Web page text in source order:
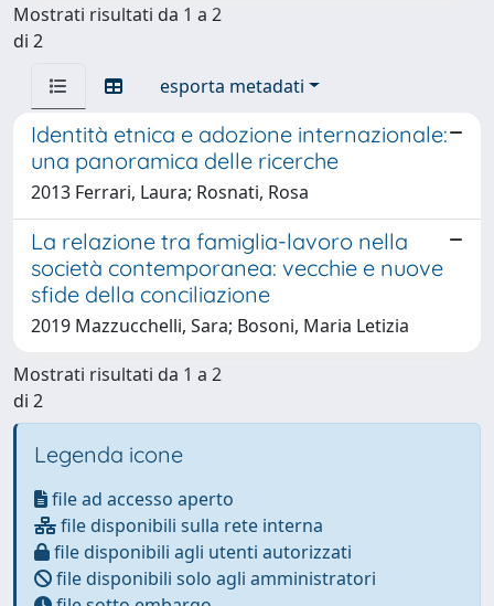
Mostrati risultati da 1 a 2
di 2
esporta metadati
Identità etnica e adozione internazionale:
una panoramica delle ricerche
2013 Ferrari, Laura; Rosnati, Rosa
La relazione tra famiglia-lavoro nella
società contemporanea: vecchie e nuove
sfide della conciliazione
2019 Mazzucchelli, Sara; Bosoni, Maria Letizia
Mostrati risultati da 1 a 2
di 2
Legenda icone
file ad accesso aperto
file disponibili sulla rete interna
file disponibili agli utenti autorizzati
file disponibili solo agli amministratori